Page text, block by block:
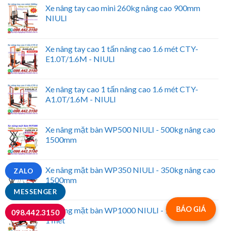
Xe nâng tay cao mini 260kg nâng cao 900mm
NIULI
Xe nâng tay cao 1 tấn nâng cao 1.6 mét CTY-
E1.0T/1.6M - NIULI
Xe nâng tay cao 1 tấn nâng cao 1.6 mét CTY-
A1.0T/1.6M - NIULI
Xe nâng mặt bàn WP500 NIULI - 500kg nâng cao
1500mm
Xe nâng mặt bàn WP350 NIULI - 350kg nâng cao
1500mm
Xe nâng mặt bàn WP1000 NIULI - 1 tấn nâng cao
1 mét
BÁO GIÁ
MESSENGER
ZALO
098.442.3150